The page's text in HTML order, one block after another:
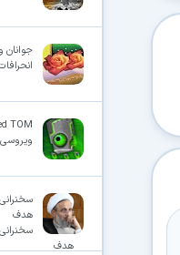
جوانان
TOM
ویروسی
هدف
هدف